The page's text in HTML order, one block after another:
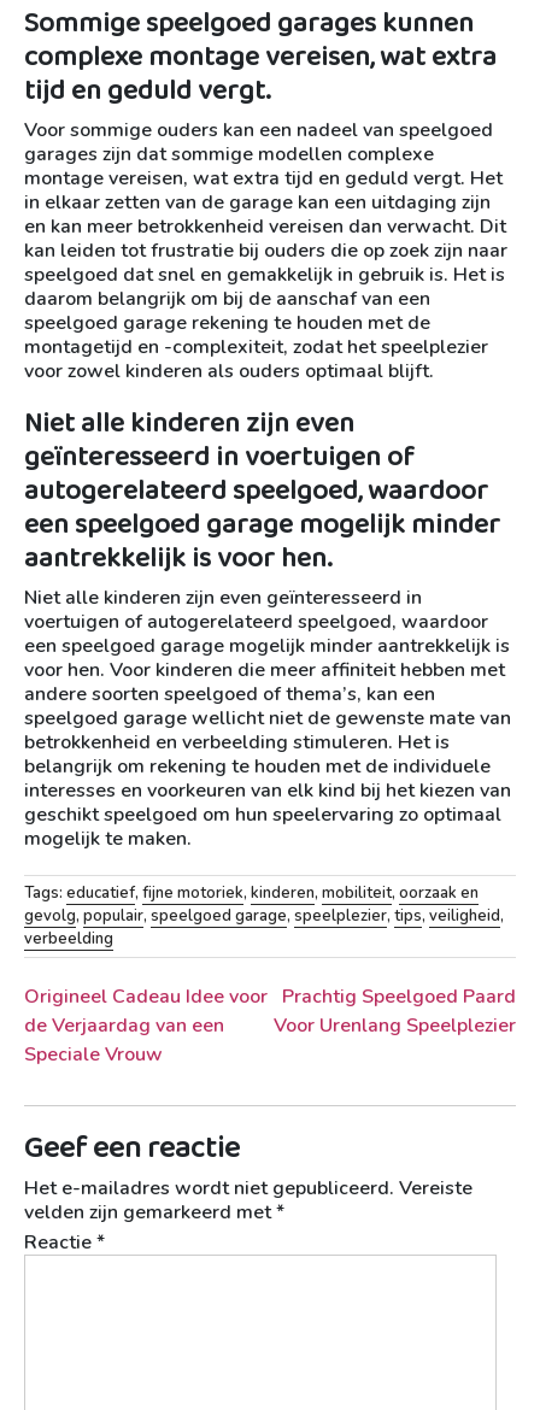
Sommige speelgoed garages kunnen
complexe montage vereisen, wat extra
tijd en geduld vergt.
Voor sommige ouders kan een nadeel van speelgoed
garages zijn dat sommige modellen complexe
montage vereisen, wat extra tijd en geduld vergt. Het
in elkaar zetten van de garage kan een uitdaging zijn
en kan meer betrokkenheid vereisen dan verwacht. Dit
kan leiden tot frustratie bij ouders die op zoek zijn naar
speelgoed dat snel en gemakkelijk in gebruik is. Het is
daarom belangrijk om bij de aanschaf van een
speelgoed garage rekening te houden met de
montagetijd en -complexiteit, zodat het speelplezier
voor zowel kinderen als ouders optimaal blijft.
Niet alle kinderen zijn even
geïnteresseerd in voertuigen of
autogerelateerd speelgoed, waardoor
een speelgoed garage mogelijk minder
aantrekkelijk is voor hen.
Niet alle kinderen zijn even geïnteresseerd in
voertuigen of autogerelateerd speelgoed, waardoor
een speelgoed garage mogelijk minder aantrekkelijk is
voor hen. Voor kinderen die meer affiniteit hebben met
andere soorten speelgoed of thema’s, kan een
speelgoed garage wellicht niet de gewenste mate van
betrokkenheid en verbeelding stimuleren. Het is
belangrijk om rekening te houden met de individuele
interesses en voorkeuren van elk kind bij het kiezen van
geschikt speelgoed om hun speelervaring zo optimaal
mogelijk te maken.
Tags: educatief, fijne motoriek, kinderen, mobiliteit, oorzaak en
gevolg, populair, speelgoed garage, speelplezier, tips, veiligheid,
verbeelding
Berichtnavigatie
Origineel Cadeau Idee voor
de Verjaardag van een
Speciale Vrouw
Prachtig Speelgoed Paard
Voor Urenlang Speelplezier
Geef een reactie
Het e-mailadres wordt niet gepubliceerd. Vereiste
velden zijn gemarkeerd met*
Reactie*